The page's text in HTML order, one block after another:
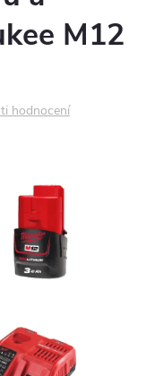
M12
hodnocení